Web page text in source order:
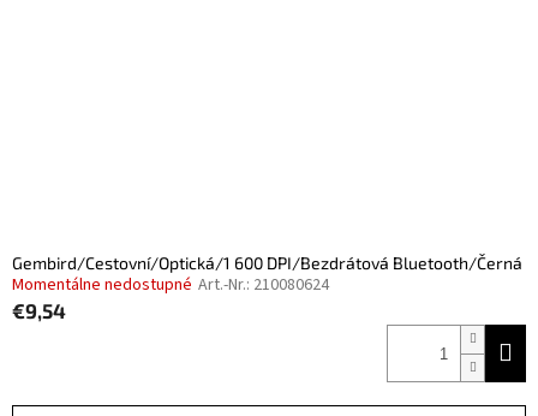
Gembird/Cestovní/Optická/1 600 DPI/Bezdrátová Bluetooth/Černá
Momentálne nedostupné Art.-Nr.: 210080624
€9,54